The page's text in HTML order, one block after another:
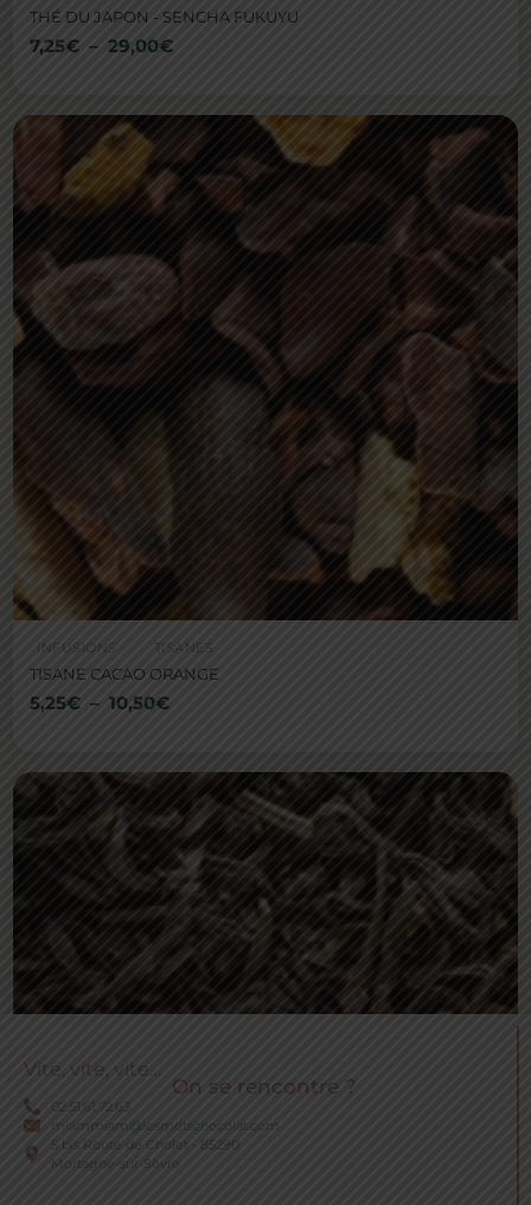
THÉ DU JAPON - SENCHA FUKUYU
7,25€ – 29,00€
INFUSIONS TISANES
TISANE CACAO ORANGE
5,25€ – 10,50€
Vite, vite, vite…
On se rencontre ?
02.51.61.72.63
miammiam@lesmotschocolat.com
5 bis Route de Cholet - 85290
Mortagne-sur-Sèvre